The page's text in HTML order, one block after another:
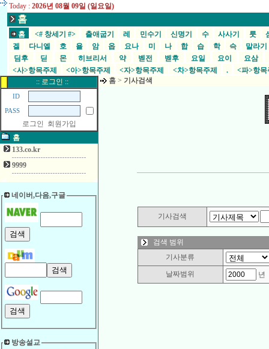
Today : 2026년 08월 09일 (일요일)
홈
홈 <# 창세기 #> 출애굽기 레 민수기 신명기 수 사사기 룻
겔
다니엘 호 욜 암 옵 요나 미 나 합 습 학 슥
말라기
딤후
딛 몬 히브리서 약 벧전 벧후 요일 요이 요삼
<사>항목주제
<아>항목주제 <자>항목주제 <차>항목주제 .
<파>항
:: 로그인 ::
ID
PASS
로그인
회원가입
홈
133.co.kr
9999
네이버,다음,구글
방송설교
홈 > 기사검색
기사검색
검색 범위
기사분류
날짜범위